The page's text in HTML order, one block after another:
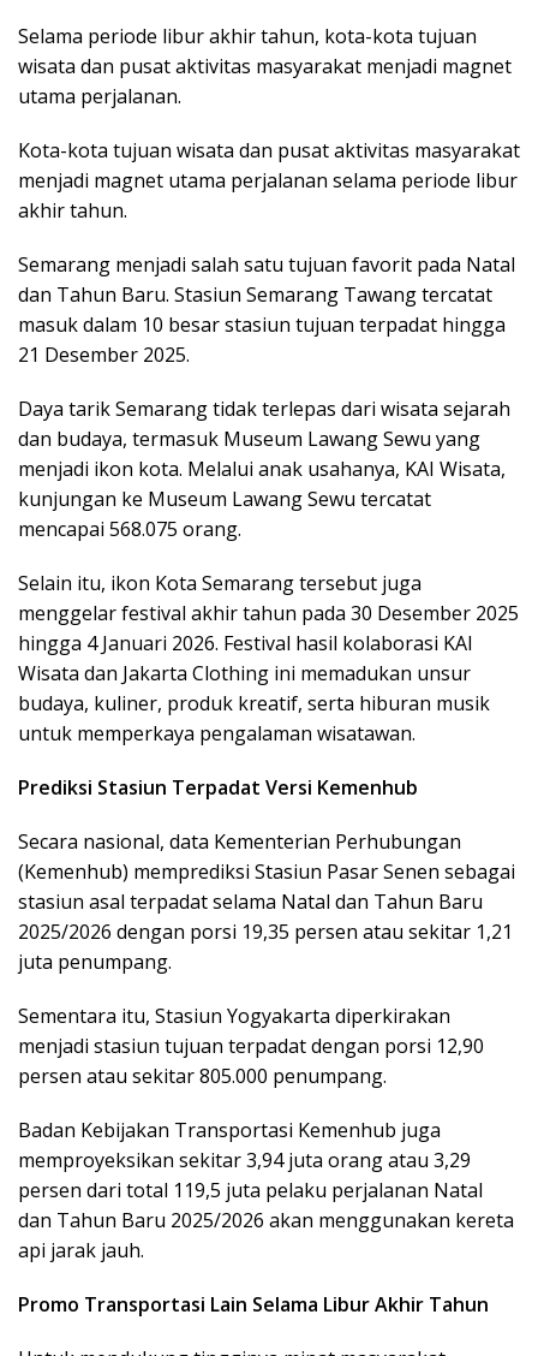
Selama periode libur akhir tahun, kota-kota tujuan
wisata dan pusat aktivitas masyarakat menjadi magnet
utama perjalanan.
Kota-kota tujuan wisata dan pusat aktivitas masyarakat
menjadi magnet utama perjalanan selama periode libur
akhir tahun.
Semarang menjadi salah satu tujuan favorit pada Natal
dan Tahun Baru. Stasiun Semarang Tawang tercatat
masuk dalam 10 besar stasiun tujuan terpadat hingga
21 Desember 2025.
Daya tarik Semarang tidak terlepas dari wisata sejarah
dan budaya, termasuk Museum Lawang Sewu yang
menjadi ikon kota. Melalui anak usahanya, KAI Wisata,
kunjungan ke Museum Lawang Sewu tercatat
mencapai 568.075 orang.
Selain itu, ikon Kota Semarang tersebut juga
menggelar festival akhir tahun pada 30 Desember 2025
hingga 4 Januari 2026. Festival hasil kolaborasi KAI
Wisata dan Jakarta Clothing ini memadukan unsur
budaya, kuliner, produk kreatif, serta hiburan musik
untuk memperkaya pengalaman wisatawan.
Prediksi Stasiun Terpadat Versi Kemenhub
Secara nasional, data Kementerian Perhubungan
(Kemenhub) memprediksi Stasiun Pasar Senen sebagai
stasiun asal terpadat selama Natal dan Tahun Baru
2025/2026 dengan porsi 19,35 persen atau sekitar 1,21
juta penumpang.
Sementara itu, Stasiun Yogyakarta diperkirakan
menjadi stasiun tujuan terpadat dengan porsi 12,90
persen atau sekitar 805.000 penumpang.
Badan Kebijakan Transportasi Kemenhub juga
memproyeksikan sekitar 3,94 juta orang atau 3,29
persen dari total 119,5 juta pelaku perjalanan Natal
dan Tahun Baru 2025/2026 akan menggunakan kereta
api jarak jauh.
Promo Transportasi Lain Selama Libur Akhir Tahun